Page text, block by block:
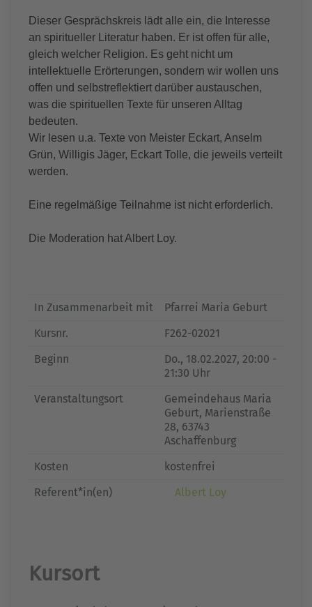
Dieser Gesprächskreis lädt alle ein, die Interesse
an spiritueller Literatur haben. Er ist offen für alle,
gleich welcher Religion. Es geht nicht um
intellektuelle Erörterungen, sondern wir wollen uns
offen und selbstreflektiert darüber austauschen,
was die spirituellen Texte für unseren Alltag
bedeuten.
Wir lesen u.a. Texte von Meister Eckart, Anselm
Grün, Willigis Jäger, Eckart Tolle, die jeweils verteilt
werden.
Eine regelmäßige Teilnahme ist nicht erforderlich.
Die Moderation hat Albert Loy.
In Zusammenarbeit mit
Pfarrei Maria Geburt
Kursnr.
F262-02021
Beginn
Do., 18.02.2027, 20:00 -
21:30 Uhr
Veranstaltungsort
Gemeindehaus Maria
Geburt, Marienstraße
28, 63743
Aschaffenburg
Kosten
kostenfrei
Referent*in(en)
Albert Loy
Kursort